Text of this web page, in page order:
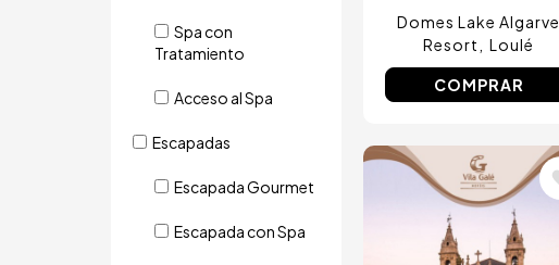
Spa con
Tratamiento
Acceso al Spa
Escapadas
Escapada Gourmet
Escapada con Spa
Domes Lake Algarve
Resort
Loulé
COMPRAR
Image